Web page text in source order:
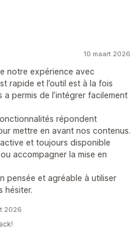
10 maart 2026
notre expérience avec
rapide et l’outil est à la fois
permis de l’intégrer facilement
répondent
mettre en avant nos contenus.
et toujours disponible
accompagner la mise en
pensée et agréable à utiliser
hésiter.
2026